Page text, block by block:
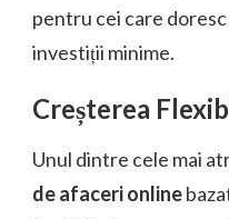
pentru cei care doresc
investiții minime.
Creșterea
Unul dintre cele mai
de afaceri online